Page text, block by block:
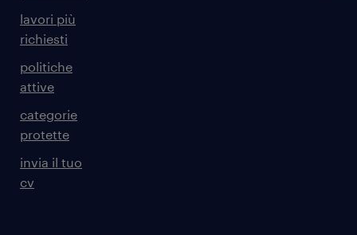
lavori più
richiesti
politiche
attive
categorie
protette
invia il tuo
cv